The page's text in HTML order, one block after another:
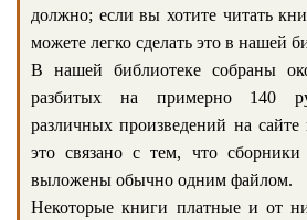
должно; если вы хотите читать
можете легко сделать это в нашей
В нашей библиотеке собраны
разбитых на примерно 140
различных произведений на
это связано с тем, что сборники
выложены обычно одним файлом.
Некоторые книги платные и от